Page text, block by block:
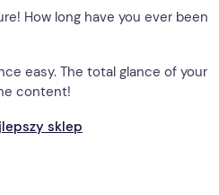
How long have you ever been
easy. The total glance of your
content!
sklep